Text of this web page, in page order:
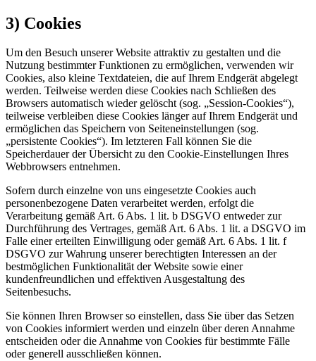
3) Cookies
Um den Besuch unserer Website attraktiv zu gestalten und die
Nutzung bestimmter Funktionen zu ermöglichen, verwenden wir
Cookies, also kleine Textdateien, die auf Ihrem Endgerät abgelegt
werden. Teilweise werden diese Cookies nach Schließen des
Browsers automatisch wieder gelöscht (sog. „Session-Cookies“),
teilweise verbleiben diese Cookies länger auf Ihrem Endgerät und
ermöglichen das Speichern von Seiteneinstellungen (sog.
„persistente Cookies“). Im letzteren Fall können Sie die
Speicherdauer der Übersicht zu den Cookie-Einstellungen Ihres
Webbrowsers entnehmen.
Sofern durch einzelne von uns eingesetzte Cookies auch
personenbezogene Daten verarbeitet werden, erfolgt die
Verarbeitung gemäß Art. 6 Abs. 1 lit. b DSGVO entweder zur
Durchführung des Vertrages, gemäß Art. 6 Abs. 1 lit. a DSGVO im
Falle einer erteilten Einwilligung oder gemäß Art. 6 Abs. 1 lit. f
DSGVO zur Wahrung unserer berechtigten Interessen an der
bestmöglichen Funktionalität der Website sowie einer
kundenfreundlichen und effektiven Ausgestaltung des
Seitenbesuchs.
Sie können Ihren Browser so einstellen, dass Sie über das Setzen
von Cookies informiert werden und einzeln über deren Annahme
entscheiden oder die Annahme von Cookies für bestimmte Fälle
oder generell ausschließen können.